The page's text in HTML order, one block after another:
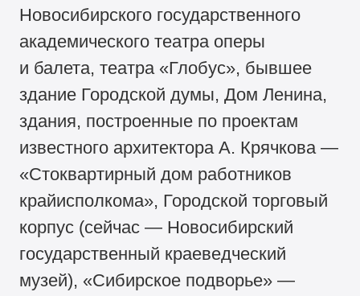
Новосибирского государственного
академического театра оперы
и балета, театра «Глобус», бывшее
здание Городской думы, Дом Ленина,
здания, построенные по проектам
известного архитектора А. Крячкова —
«Стоквартирный дом работников
крайисполкома», Городской торговый
корпус (сейчас — Новосибирский
государственный краеведческий
музей), «Сибирское подворье» —